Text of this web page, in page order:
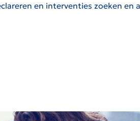
en interventies zoeken en